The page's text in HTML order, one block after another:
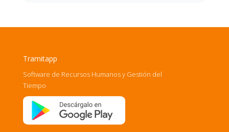
Tramitapp
Software de Recursos Humanos y Gestión del
Tiempo